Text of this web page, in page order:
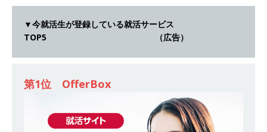
[ 2026年5月14日 ] 【 28卒 ｜ 不動産・営業を知
れる仕事体験開催 】大阪勤務・転勤なし ｜ 関西
年収1,000万も目指せる ｜ 年間休日120～125日
体育会積極採用企業
▼今就活生が登録している就活サービス
TOP5 （広告）
第1位 OfferBox